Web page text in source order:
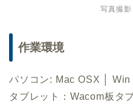
写真撮影
作業環境
パソコン: Mac OSX │ Win
タブレット：Wacom板タ